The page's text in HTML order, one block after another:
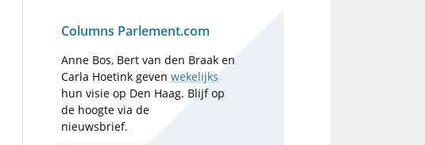
Columns Parlement.com
Anne Bos, Bert van den Braak en
Carla Hoetink gevenwekelijks
hun visie op Den Haag. Blijf op
de hoogte via de
nieuwsbrief.